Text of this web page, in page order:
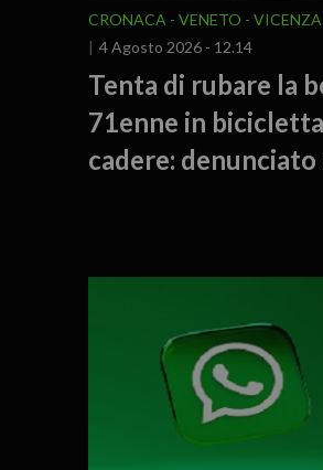
CRONACA VENETO
4 Agosto 2026 - 12.14
Tenta di rubare la
71enne in
cadere: